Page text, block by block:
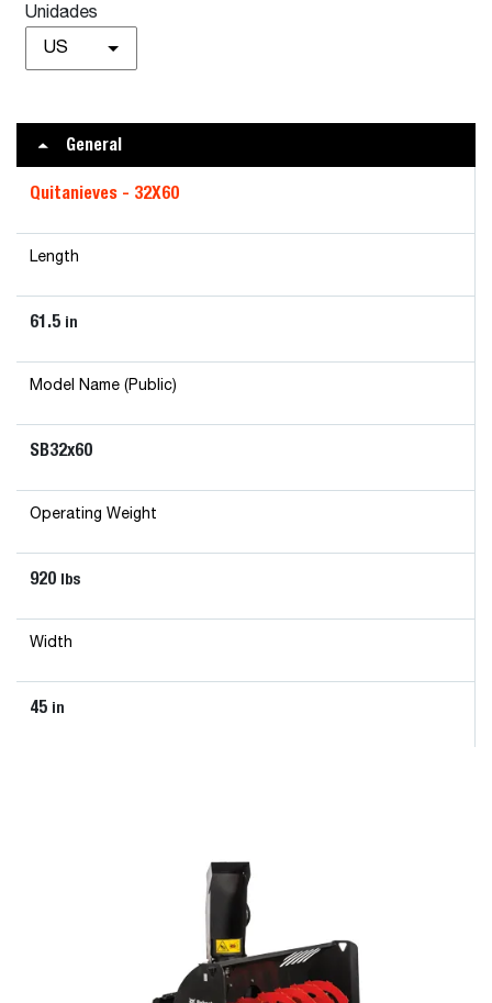
Unidades
US
General
Quitanieves - 32X60
Length
61.5 in
Model Name (Public)
SB32x60
Operating Weight
920 lbs
Width
45 in